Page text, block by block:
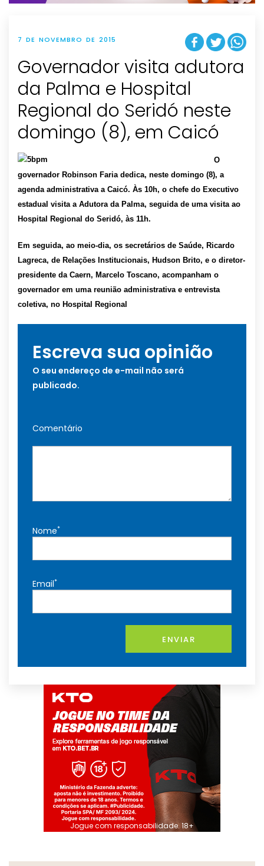
7 DE NOVEMBRO DE 2015
Governador visita adutora
da Palma e Hospital
Regional do Seridó neste
domingo (8), em Caicó
O
governador Robinson Faria dedica, neste domingo (8), a
agenda administrativa a Caicó. Às 10h, o chefe do Executivo
estadual visita a Adutora da Palma, seguida de uma visita ao
Hospital Regional do Seridó, às 11h.
Em seguida, ao meio-dia, os secretários de Saúde, Ricardo
Lagreca, de Relações Institucionais, Hudson Brito, e o diretor-
presidente da Caern, Marcelo Toscano, acompanham o
governador em uma reunião administrativa e entrevista
coletiva, no Hospital Regional
Escreva sua opinião
O seu endereço de e-mail não será
publicado.
Comentário
Nome*
Email*
ENVIAR
Jogue com responsabilidade. 18+